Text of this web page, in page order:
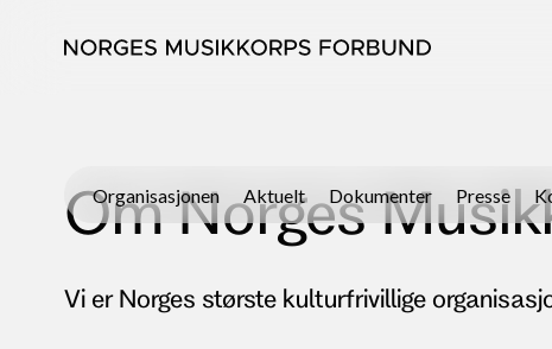
Organisasjonen Aktuelt Dokumenter Presse
Om Norges
Vi er Norges største kulturfrivillige